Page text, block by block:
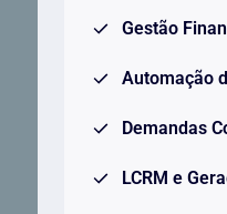
Gestão
Automação
Demandas
LCRM e